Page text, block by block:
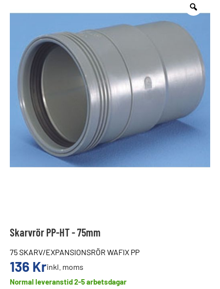
Skarvrör PP-HT - 75mm
75 SKARV/EXPANSIONSRÖR WAFIX PP
136 Krinkl. moms
Normal leveranstid 2-5 arbetsdagar